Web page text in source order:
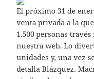
El próximo 31 de
venta privada a la
1.500 personas través
nuestra web. Lo
unidades y, una vez
detalla Blázquez.